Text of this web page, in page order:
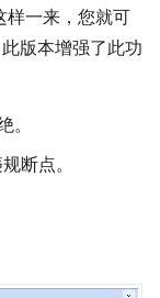
样一来，您就可
版本增强了此功
。
断点。